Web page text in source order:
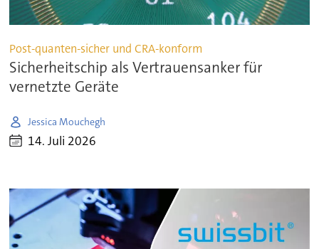
Post-quanten-sicher und CRA-konform
Sicherheitschip als Vertrauensanker für
vernetzte Geräte
Jessica Mouchegh
14. Juli 2026